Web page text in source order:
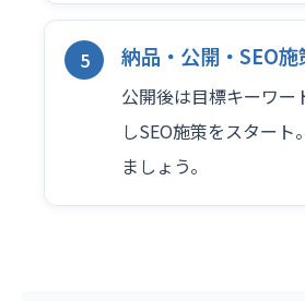
納品・公開・SEO施
公開後は目標キーワー
しSEO施策をスタート
ましょう。